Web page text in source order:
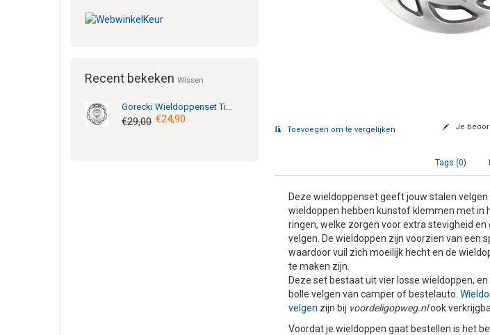
Recent bekeken Wissen
Gorecki Wieldoppenset Tino 12inch
€29,00 €24,90
Toevoegen om te vergelijken Je
Tags (0)
Deze wieldoppenset geeft jouw stalen velgen
wieldoppen hebben kunstof klemmen met in
ringen, welke zorgen voor extra stevigheid en
velgen. De wieldoppen zijn voorzien van een
waardoor vuil zich moeilijk hecht en de
te maken zijn.
Deze set bestaat uit vier losse wieldoppen,
bolle velgen van camper of bestelauto.
velgen zijn bij voordeligopweg.nlook
Voordat je wieldoppen gaat bestellen is het